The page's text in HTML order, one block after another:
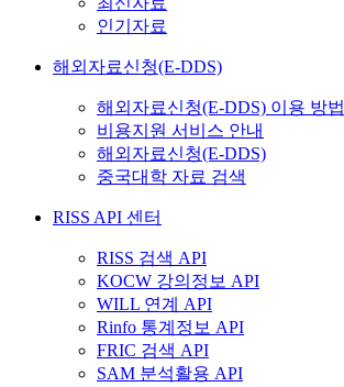
인기자료
해외자료신청(E-DDS)
해외자료신청(E-DDS) 이용 방법
비용지원 서비스 안내
해외자료신청(E-DDS)
중국대학 자료 검색
RISS API 센터
RISS 검색 API
KOCW 강의정보 API
WILL 연계 API
Rinfo 통계정보 API
FRIC 검색 API
SAM 분석활용 API